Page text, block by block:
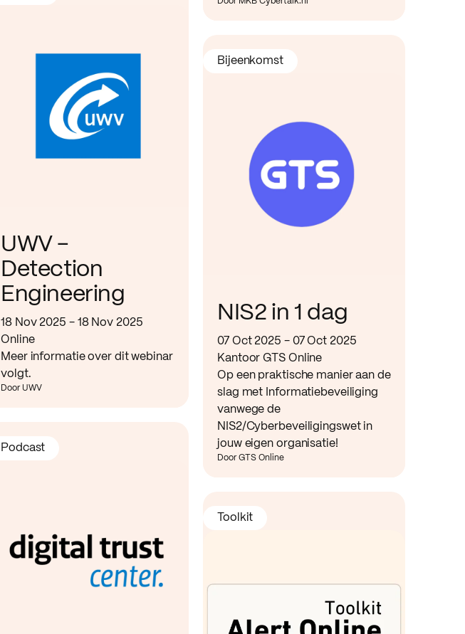
UWV -
Detection
Engineering
18 Nov 2025 - 18 Nov 2025
Online
Meer informatie over dit webinar
volgt.
Door UWV
NIS2 in 1 dag
07 Oct 2025 - 07 Oct 2025
Kantoor GTS Online
Op een praktische manier aan de
slag met Informatiebeveiliging
vanwege de
NIS2/Cyberbeveiligingswet in
jouw eigen organisatie!
Door GTS Online
Bijeenkomst
Podcast
Toolkit